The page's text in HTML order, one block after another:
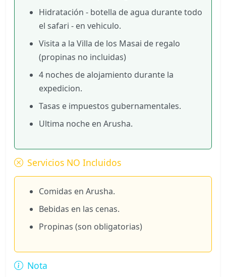
Hidratación - botella de agua durante todo
el safari - en vehiculo.
Visita a la Villa de los Masai de regalo
(propinas no incluidas)
4 noches de alojamiento durante la
expedicion.
Tasas e impuestos gubernamentales.
Ultima noche en Arusha.
Servicios NO Incluidos
Comidas en Arusha.
Bebidas en las cenas.
Propinas (son obligatorias)
Nota